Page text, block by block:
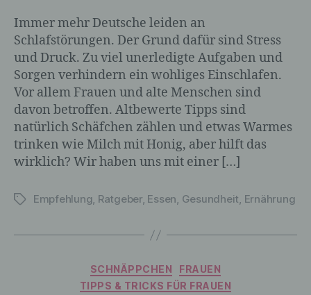
Immer mehr Deutsche leiden an
Schlafstörungen. Der Grund dafür sind Stress
und Druck. Zu viel unerledigte Aufgaben und
Sorgen verhindern ein wohliges Einschlafen.
Vor allem Frauen und alte Menschen sind
davon betroffen. Altbewerte Tipps sind
natürlich Schäfchen zählen und etwas Warmes
trinken wie Milch mit Honig, aber hilft das
wirklich? Wir haben uns mit einer […]
Schlagwörter
Empfehlung, Ratgeber, Essen, Gesundheit, Ernährung
Kategorien
SCHNÄPPCHEN
FRAUEN
TIPPS & TRICKS FÜR FRAUEN
b) betroffene Person
Betroffene Person ist jede identifizierte
oder identifizierbare natürliche Person,
deren personenbezogene Daten von dem
für die Verarbeitung Verantwortlichen
verarbeitet werden.
c) Verarbeitung
Verarbeitung ist jeder mit oder ohne Hilfe
Vorgang oder jede solche Vorgangsreihe
im Zusammenhang mit